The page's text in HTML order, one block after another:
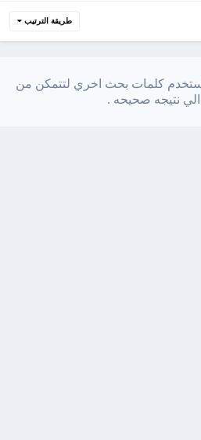
طريقة الترتيب
استخدم كلمات بحث اخري لتتمكن من
نتيجه صحيحه .